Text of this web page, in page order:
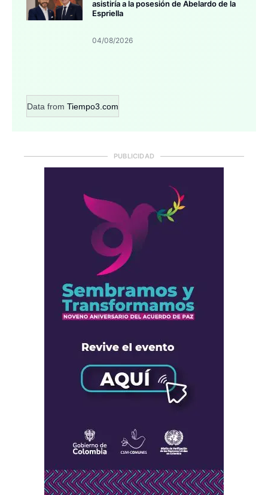
asistiría a la posesión de Abelardo de la
Espriella
04/08/2026
Data from Tiempo3.com
PUBLICIDAD